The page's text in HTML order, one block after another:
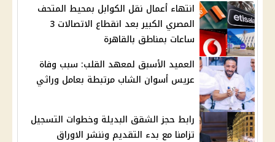
انتهاء أعمال نقل الكوابل بمحيط المتحف
المصري الكبير بعد انقطاع الاتصالات 3
ساعات بمناطق بالقاهرة
العميد الأسبق لمعهد القلب: سبب وفاة
عريس أسوان الشاب مرتبطة بعامل وراثي
رابط حجز الشقق البديلة وخطوات التسجيل
تزامنا مع بدء التقديم وننشر الاوراق